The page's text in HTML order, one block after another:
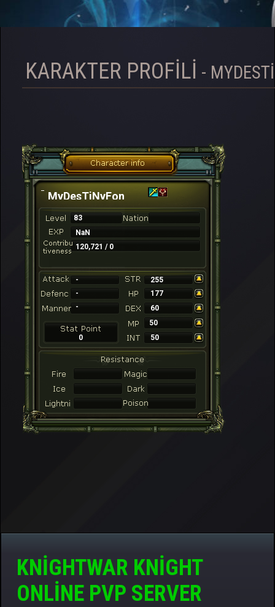
KARAKTER PROFILI -
MyDesTiNyFon
83
NaN
120,721 / 0
-
255
-
177
-
60
50
0
50
KNIGHTWAR KNIGHT
ONLINE PVP SERVER